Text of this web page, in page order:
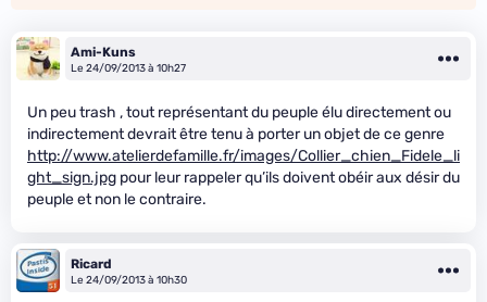
Ami-Kuns
Le 24/09/2013 à 10h27
Un peu trash , tout représentant du peuple élu directement ou
indirectement devrait être tenu à porter un objet de ce genre
http://www.atelierdefamille.fr/images/Collier_chien_Fidele_li
ght_sign.jpg pour leur rappeler qu’ils doivent obéir aux désir du
peuple et non le contraire.
Ricard
Le 24/09/2013 à 10h30